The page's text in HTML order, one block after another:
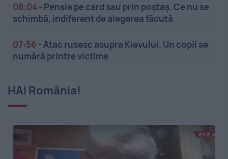
08:04- Pensia pe card sau prin poștaș. Ce nu se
schimbă, indiferent de alegerea făcută
07:56 -Atac rusesc asupra Kievului. Un copil se
numără printre victime
HAI România!